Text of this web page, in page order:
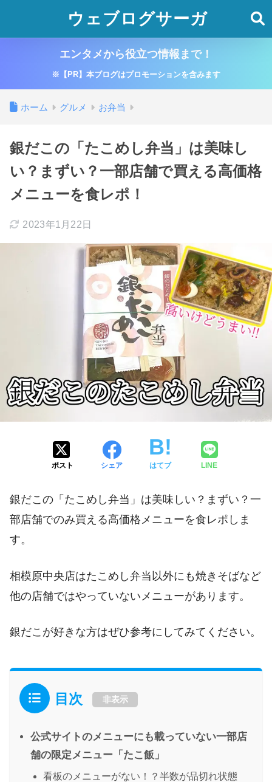
ウェブログサーガ
エンタメから役立つ情報まで！
※【PR】本ブログはプロモーションを含みます
ホーム グルメ お弁当
銀だこの「たこめし弁当」は美味し
い？まずい？一部店舗で買える高価格
メニューを食レポ！
2023年1月22日
ポスト シェア はてブ LINE
銀だこの「たこめし弁当」は美味しい？まずい？一
部店舗でのみ買える高価格メニューを食レポしま
す。
相模原中央店はたこめし弁当以外にも焼きそばなど
他の店舗ではやっていないメニューがあります。
銀だこが好きな方はぜひ参考にしてみてください。
目次 非表示
公式サイトのメニューにも載っていない一部店
舗の限定メニュー「たこ飯」
看板のメニューがない！？半数が品切れ状態